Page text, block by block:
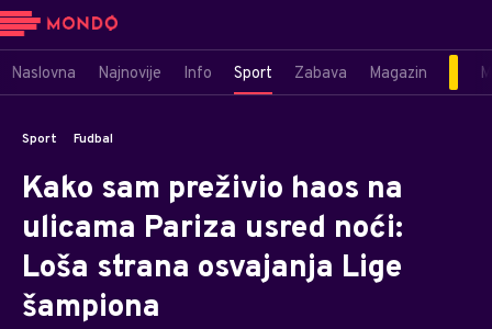
Naslovna Najnovije Info Sport Zabava Magazin
Sport Fudbal
Kako sam preživio haos na
ulicama Pariza usred noći:
Loša strana osvajanja Lige
šampiona